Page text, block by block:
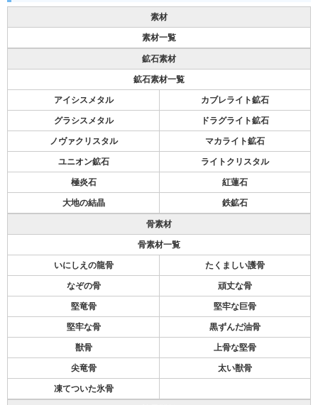
素材
素材一覧
鉱石素材
鉱石素材一覧
アイシスメタル カブレライト鉱石
グラシスメタル ドラグライト鉱石
ノヴァクリスタル マカライト鉱石
ユニオン鉱石 ライトクリスタル
極炎石 紅蓮石
大地の結晶 鉄鉱石
骨素材
骨素材一覧
いにしえの龍骨 たくましい護骨
なぞの骨 頑丈な骨
堅竜骨 堅牢な巨骨
堅牢な骨 黒ずんだ油骨
獣骨 上骨な堅骨
尖竜骨 太い獣骨
凍てついた氷骨